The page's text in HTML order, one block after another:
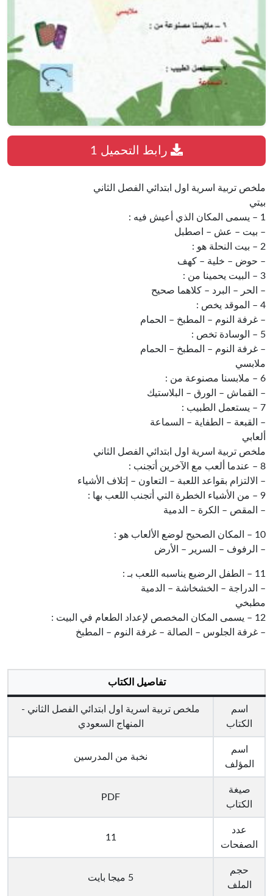
ملخص تربية اسرية اول ابتدائي الفصل الثاني
بيتي
1 – يسمى المكان الذي أعيش فيه :
– بيت – عش – اصطبل
2 – بيت النحلة هو :
– حوض – خلية – كهف
3 – البيت يحمينا من :
– الحر – البرد – كلاهما صحيح
4 – الموقد يخص :
– غرفة النوم – المطبخ – الحمام
5 – الوسادة تخص :
– غرفة النوم – المطبخ – الحمام
ملابسي
6 – ملابسنا مصنوعة من :
– القماش – الورق – البلاستيك
7 – يستعمل الطبيب :
– القبعة – الطفاية – السماعة
ألعابي
ملخص تربية اسرية اول ابتدائي الفصل الثاني
8 – عندما ألعب مع الآخرين أتجنب :
– الالتزام بقواعد اللعبة – التعاون – إتلاف الأشياء
9 – من الأشياء الخطرة التي أتجنب اللعب بها :
– المقص – الكرة – الدمية
10 – المكان الصحيح لوضع الألعاب هو :
– الرفوف – السرير – الأرض
11 – الطفل الرضيع يناسبه اللعب بـ :
– الدراجة – الخشخاشة – الدمية
مطبخي
12 – يسمى المكان المخصص لإعداد الطعام في البيت :
– غرفة الجلوس – الصالة – غرفة النوم – المطبخ
تفاصيل الكتاب
اسم
الكتاب
ملخص تربية اسرية اول ابتدائي الفصل الثاني -
المنهاج السعودي
اسم
المؤلف
نخبة من المدرسين
صيغة
الكتاب
PDF
عدد
الصفحات
11
حجم
الملف
5 ميجا بايت